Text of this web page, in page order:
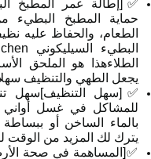
✅[إطالة عمر المطبخ
حماية المطبخ البطيء
الطعام، والحفاظ عليه
الطلاءهذا هو الملحق
يجعل الطهي والتنظيف سهلاً.
✅[سهل التنظيف]سهل
للمشاكل في غسل أواني
بالماء الساخن أو
يترك لك المزيد من الوقت